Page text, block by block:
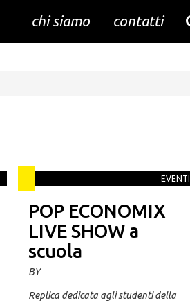
chi siamo contatti
EVENTI
POP ECONOMIX
LIVE SHOW a
scuola
BY
Replica dedicata agli studenti della